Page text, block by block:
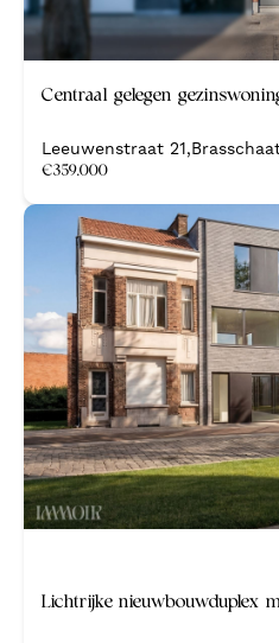
Centraal gelegen
Leeuwenstraat 21,
€359.000
Nieuwbouw
Lichtrijke nieuwbouwduplex